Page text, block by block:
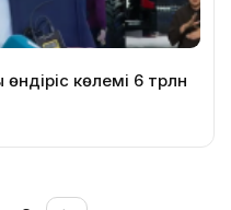
көлемі 6 трлн